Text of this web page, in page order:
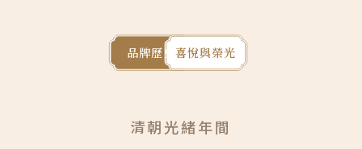
客服中心
會員禮遇
線上購物 會員禮遇 企業客製
品牌歷史 喜悅與榮光
清朝光緒年間